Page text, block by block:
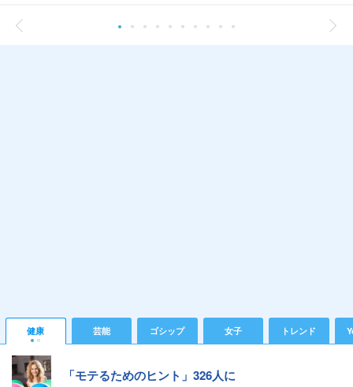
健康 芸能 ゴシップ 女子 トレンド
「モテるためのヒント」326人に